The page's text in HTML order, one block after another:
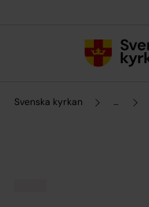
Svenska kyrkan ...